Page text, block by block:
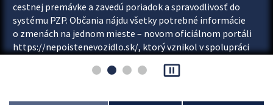
cestnej premávke a zavedú poriadok a spravodlivosť do
systému PZP. Občania nájdu všetky potrebné informácie
o zmenách na jednom mieste – novom oficiálnom portáli
https://nepoistenevozidlo.sk/, ktorý vznikol v spolupráci
asociácie poisťovní (SLASPO) a Ministerstva vnútra SR.
pause_presentation